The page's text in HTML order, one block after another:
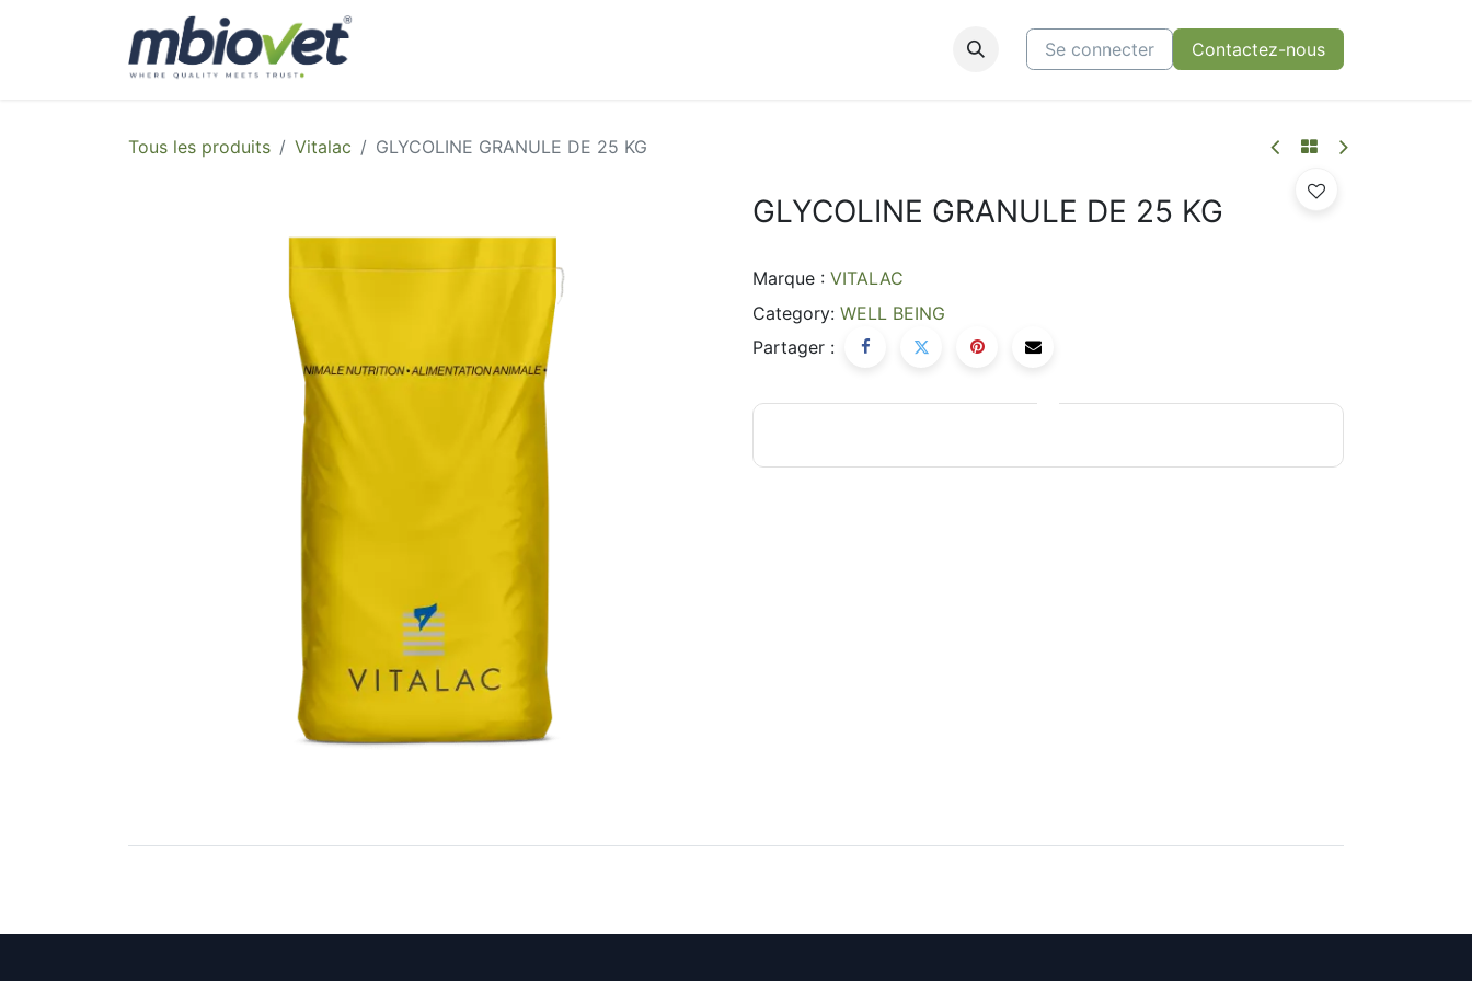
Contactez-nousSe connecter Contactez-nous
Tous les produits Vitalac GLYCOLINE GRANULE DE 25 KG
GLYCOLINE GRANULE DE 25 KG
Marque : VITALAC
Category: WELL BEING
Partager :